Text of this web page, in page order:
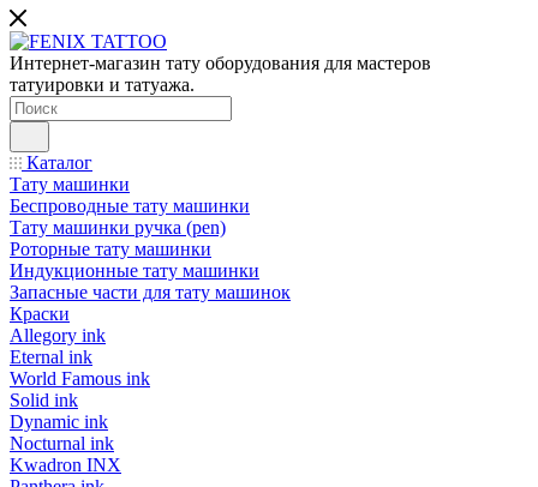
Интернет-магазин тату оборудования для мастеров
татуировки и татуажа.
Каталог
Тату машинки
Беспроводные тату машинки
Тату машинки ручка (pen)
Роторные тату машинки
Индукционные тату машинки
Запасные части для тату машинок
Краски
Allegory ink
Eternal ink
World Famous ink
Solid ink
Dynamic ink
Nocturnal ink
Kwadron INX